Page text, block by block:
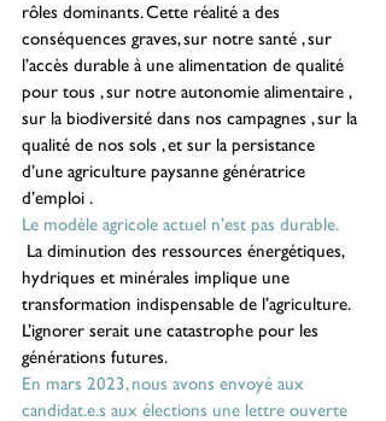
rôles dominants. Cette réalité a des
conséquences graves, sur notre santé , sur
l’accès durable à une alimentation de qualité
pour tous , sur notre autonomie alimentaire ,
sur la biodiversité dans nos campagnes , sur la
qualité de nos sols , et sur la persistance
d’une agriculture paysanne génératrice
d’emploi .
Le modèle agricole actuel n’est pas durable.
La diminution des ressources énergétiques,
hydriques et minérales implique une
transformation indispensable de l’agriculture.
L’ignorer serait une catastrophe pour les
générations futures.
En mars 2023, nous avons envoyé aux
candidat.e.s aux élections une lettre ouverte